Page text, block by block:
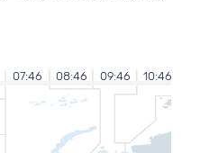
07:46 08:46 09:46 10:46